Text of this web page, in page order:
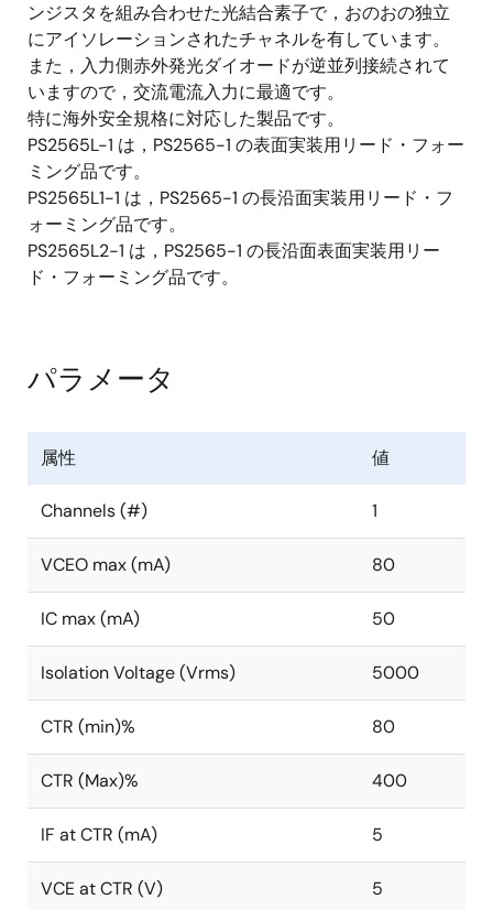
ンジスタを組み合わせた光結合素子で，おのおの独立
にアイソレーションされたチャネルを有しています。
また，入力側赤外発光ダイオードが逆並列接続されて
いますので，交流電流入力に最適です。
特に海外安全規格に対応した製品です。
PS2565L-1 は，PS2565-1 の表面実装用リード・フォー
ミング品です。
PS2565L1-1 は，PS2565-1 の長沿面実装用リード・フ
ォーミング品です。
PS2565L2-1 は，PS2565-1 の長沿面表面実装用リー
ド・フォーミング品です。
パラメータ
属性 値
Channels (#) 1
VCEO max (mA) 80
IC max (mA) 50
Isolation Voltage (Vrms) 5000
CTR (min)% 80
CTR (Max)% 400
IF at CTR (mA) 5
VCE at CTR (V) 5